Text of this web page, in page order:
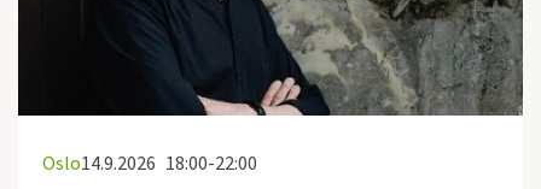
Oslo14.9.2026 18:00-22:00